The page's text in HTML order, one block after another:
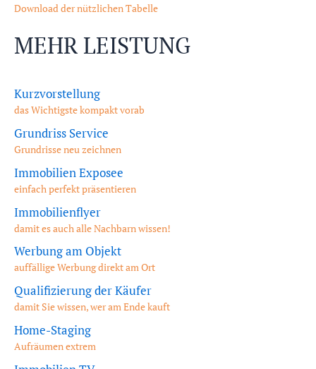
Download der nützlichen Tabelle
MEHR LEISTUNG
Kurzvorstellung
das Wichtigste kompakt vorab
Grundriss Service
Grundrisse neu zeichnen
Immobilien Exposee
einfach perfekt präsentieren
Immobilienflyer
damit es auch alle Nachbarn wissen!
Werbung am Objekt
auffällige Werbung direkt am Ort
Qualifizierung der Käufer
damit Sie wissen, wer am Ende kauft
Home-Staging
Aufräumen extrem